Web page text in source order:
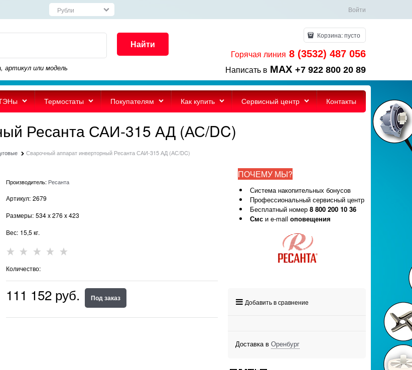
Войти
Найти
артикул или модель
Корзина:пусто
Горячая линия 8 (3532) 487 056
Написать в MAX +7 922 800 20 89
Термостаты Покупателям Как купить Сервисный центр Контакты
Ресанта САИ-315 АД (АС/DC)
Сварочный аппарат инверторный Ресанта САИ-315 АД (АС/DC)
Производитель: Ресанта
Артикул: 2679
Размеры: 534x276 x423
Вес: 15,5 кг.
Количество:
111 152 руб. Под заказ
ПОЧЕМУ МЫ?
Система накопительных бонусов
Профессиональный сервисный центр
Бесплатный номер 8 800 200 10 36
Смс и e-mail оповещения
Добавить в сравнение
Доставка в Оренбург